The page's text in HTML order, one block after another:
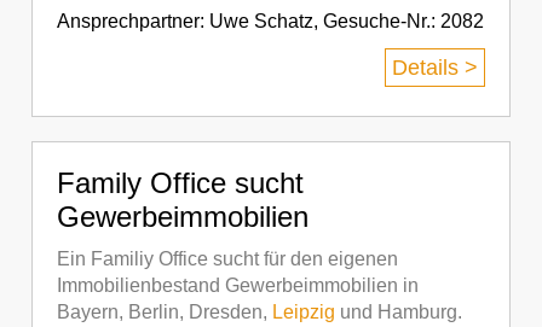
Ansprechpartner: Uwe Schatz, Gesuche-Nr.: 2082
Details >
Family Office sucht
Gewerbeimmobilien
Ein Familiy Office sucht für den eigenen
Immobilienbestand Gewerbeimmobilien in
Bayern, Berlin, Dresden, Leipzig und Hamburg.